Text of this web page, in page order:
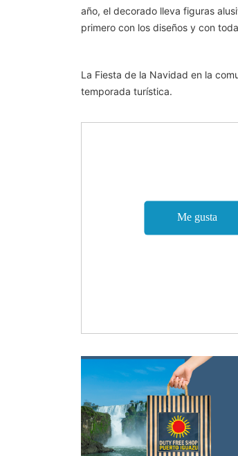
año, el decorado lleva figuras
primero con los diseños y con
La Fiesta de la Navidad en la
temporada turística.